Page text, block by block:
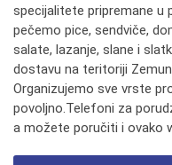
specijalitete pripremane u
pečemo pice, sendviče,
salate, lazanje, slane i
dostavu na teritoriji
Organizujemo sve vrste
povoljno.Telefoni za
a možete poručiti i ovako